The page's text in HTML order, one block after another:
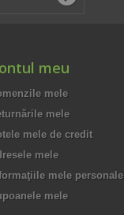
meu
mele
mele
mele de credit
mele
mele personale
mele